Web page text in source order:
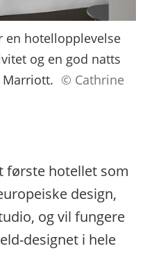
en hotellopplevelse
og en god natts
© Cathrine
første hotellet som
design,
og vil fungere
designet i hele